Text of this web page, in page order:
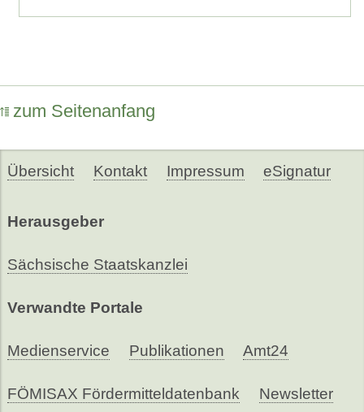
zum Seitenanfang
Übersicht Kontakt Impressum eSignatur
Herausgeber
Sächsische Staatskanzlei
Verwandte Portale
Medienservice Publikationen Amt24
FÖMISAX Fördermitteldatenbank Newsletter